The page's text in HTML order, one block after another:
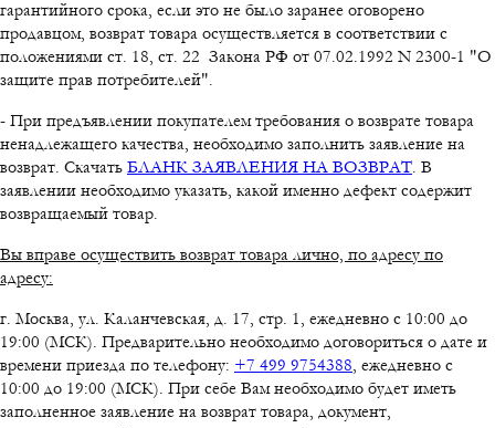
гарантийного срока, если это не было заранее оговорено
продавцом, возврат товара осуществляется в соответствии с
положениями ст. 18, ст. 22 Закона РФ от 07.02.1992 N 2300-1 "О
защите прав потребителей".
- При предъявлении покупателем требования о возврате товара
ненадлежащего качества, необходимо заполнить заявление на
возврат. СкачатьБЛАНК ЗАЯВЛЕНИЯ НА ВОЗВРАТ. В
заявлении необходимо указать, какой именно дефект содержит
возвращаемый товар.
Вы вправе осуществить возврат товара лично, по адресу по
адресу:
г. Москва, ул. Каланчевская, д. 17, стр. 1, ежедневно с 10:00 до
19:00 (МСК). Предварительно необходимо договориться о дате и
времени приезда по телефону: +7 499 9754388, ежедневно с
10:00 до 19:00 (МСК). При себе Вам необходимо будет иметь
заполненное заявление на возврат товара, документ,